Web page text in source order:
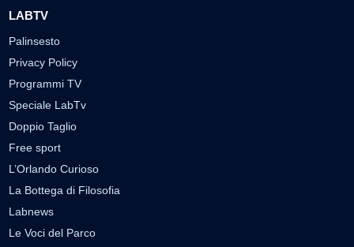
LABTV
Palinsesto
Privacy Policy
Programmi TV
Speciale LabTv
Doppio Taglio
Free sport
L’Orlando Curioso
La Bottega di Filosofia
Labnews
Le Voci del Parco